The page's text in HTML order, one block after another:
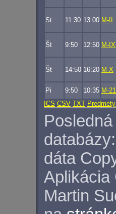
St 11:30 13:00 M-II
Št 9:50 12:50 M-IX
Št 14:50 16:20 M-X
Pi 9:50 10:35 M-
ICS CSV TXT Predmety
databázy:
dáta
Aplikácia
Martin